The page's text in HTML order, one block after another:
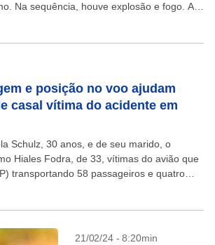
Na sequência, houve explosão e fogo. Até
e posição no voo ajudam
casal vítima do acidente em
Schulz, 30 anos, e de seu marido, o
Hiales Fodra, de 33, vítimas do avião que
transportando 58 passageiros e quatro
21/02/24 - 8:20min